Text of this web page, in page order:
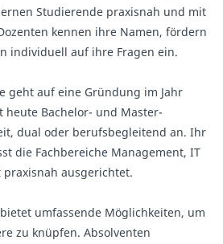
Studierende praxisnah und mit
kennen ihre Namen, fördern
individuell auf ihre Fragen ein.
geht auf eine Gründung im Jahr
heute Bachelor- und Master-
dual oder berufsbegleitend an. Ihr
die Fachbereiche Management, IT
ausgerichtet.
umfassende Möglichkeiten, um
zu knüpfen. Absolventen